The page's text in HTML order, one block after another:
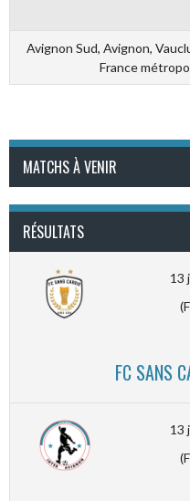
Avignon Sud, Avignon,
France
MATCHS À VENIR
RÉSULTATS
13
FC SANS
13